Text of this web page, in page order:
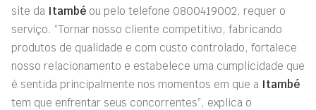
site da Itambé ou pelo telefone 0800419002, requer o
serviço. “Tornar nosso cliente competitivo, fabricando
produtos de qualidade e com custo controlado, fortalece
nosso relacionamento e estabelece uma cumplicidade que
é sentida principalmente nos momentos em que a Itambé
tem que enfrentar seus concorrentes”, explica o